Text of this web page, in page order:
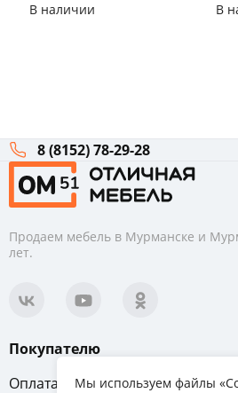
В наличии В
8 (8152) 78-29-28
Продаем мебель в Мурманске и
лет.
Покупателю
Оплата
Мы используем файлы